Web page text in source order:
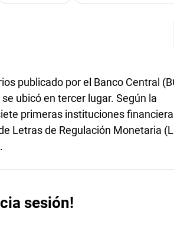
publicado por el Banco Central
ubicó en tercer lugar. Según la
primeras instituciones
Letras de Regulación Monetaria
sesión!